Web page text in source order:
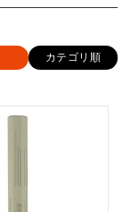
カテゴリ順